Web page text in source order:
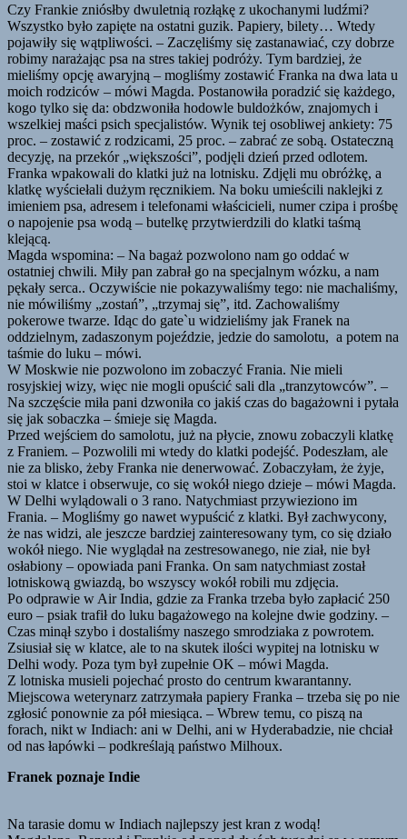
Czy Frankie zniósłby dwuletnią rozłąkę z ukochanymi ludźmi?
Wszystko było zapięte na ostatni guzik. Papiery, bilety… Wtedy
pojawiły się wątpliwości. – Zaczęliśmy się zastanawiać, czy dobrze
robimy narażając psa na stres takiej podróży. Tym bardziej, że
mieliśmy opcję awaryjną – mogliśmy zostawić Franka na dwa lata u
moich rodziców – mówi Magda. Postanowiła poradzić się każdego,
kogo tylko się da: obdzwoniła hodowle buldożków, znajomych i
wszelkiej maści psich specjalistów. Wynik tej osobliwej ankiety: 75
proc. – zostawić z rodzicami, 25 proc. – zabrać ze sobą. Ostateczną
decyzję, na przekór „większości”, podjęli dzień przed odlotem.
Franka wpakowali do klatki już na lotnisku. Zdjęli mu obróżkę, a
klatkę wyściełali dużym ręcznikiem. Na boku umieścili naklejki z
imieniem psa, adresem i telefonami właścicieli, numer czipa i prośbę
o napojenie psa wodą – butelkę przytwierdzili do klatki taśmą
klejącą.
Magda wspomina: – Na bagaż pozwolono nam go oddać w
ostatniej chwili. Miły pan zabrał go na specjalnym wózku, a nam
pękały serca.. Oczywiście nie pokazywaliśmy tego: nie machaliśmy,
nie mówiliśmy „zostań”, „trzymaj się”, itd. Zachowaliśmy
pokerowe twarze. Idąc do gate`u widzieliśmy jak Franek na
oddzielnym, zadaszonym pojeździe, jedzie do samolotu, a potem na
taśmie do luku – mówi.
W Moskwie nie pozwolono im zobaczyć Frania. Nie mieli
rosyjskiej wizy, więc nie mogli opuścić sali dla „tranzytowców”. –
Na szczęście miła pani dzwoniła co jakiś czas do bagażowni i pytała
się jak sobaczka – śmieje się Magda.
Przed wejściem do samolotu, już na płycie, znowu zobaczyli klatkę
z Franiem. – Pozwolili mi wtedy do klatki podejść. Podeszłam, ale
nie za blisko, żeby Franka nie denerwować. Zobaczyłam, że żyje,
stoi w klatce i obserwuje, co się wokół niego dzieje – mówi Magda.
W Delhi wylądowali o 3 rano. Natychmiast przywieziono im
Frania. – Mogliśmy go nawet wypuścić z klatki. Był zachwycony,
że nas widzi, ale jeszcze bardziej zainteresowany tym, co się działo
wokół niego. Nie wyglądał na zestresowanego, nie ział, nie był
osłabiony – opowiada pani Franka. On sam natychmiast został
lotniskową gwiazdą, bo wszyscy wokół robili mu zdjęcia.
Po odprawie w Air India, gdzie za Franka trzeba było zapłacić 250
euro – psiak trafił do luku bagażowego na kolejne dwie godziny. –
Czas minął szybo i dostaliśmy naszego smrodziaka z powrotem.
Zsiusiał się w klatce, ale to na skutek ilości wypitej na lotnisku w
Delhi wody. Poza tym był zupełnie OK – mówi Magda.
Z lotniska musieli pojechać prosto do centrum kwarantanny.
Miejscowa weterynarz zatrzymała papiery Franka – trzeba się po nie
zgłosić ponownie za pół miesiąca. – Wbrew temu, co piszą na
forach, nikt w Indiach: ani w Delhi, ani w Hyderabadzie, nie chciał
od nas łapówki – podkreślają państwo Milhoux.
Franek poznaje Indie
Na tarasie domu w Indiach najlepszy jest kran z wodą!